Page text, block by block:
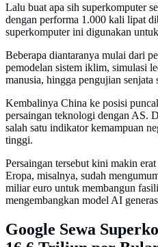
Lalu buat apa sih superkomputer
dengan performa 1.000 kali lipat
superkomputer ini digunakan
Beberapa diantaranya mulai dari
pemodelan sistem iklim, simulasi
manusia, hingga pengujian senjata
Kembalinya China ke posisi
persaingan teknologi dengan AS.
salah satu indikator kemampuan
tinggi.
Persaingan tersebut kini makin
Eropa, misalnya, sudah
miliar euro untuk membangun
mengembangkan model AI
Google Sewa